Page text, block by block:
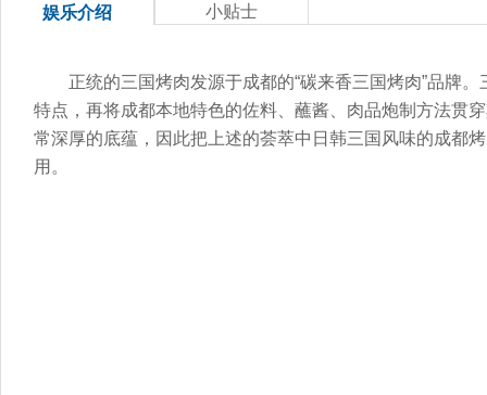
娱乐介绍 小贴士
正统的三国烤肉发源于成都的“碳来香三国烤肉”品牌
特点，再将成都本地特色的佐料、蘸酱、肉品炮制方法贯
常深厚的底蕴，因此把上述的荟萃中日韩三国风味的成都
用。